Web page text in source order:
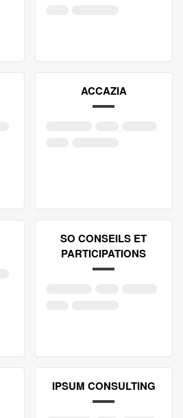
ACCAZIA
SO CONSEILS ET
PARTICIPATIONS
IPSUM CONSULTING